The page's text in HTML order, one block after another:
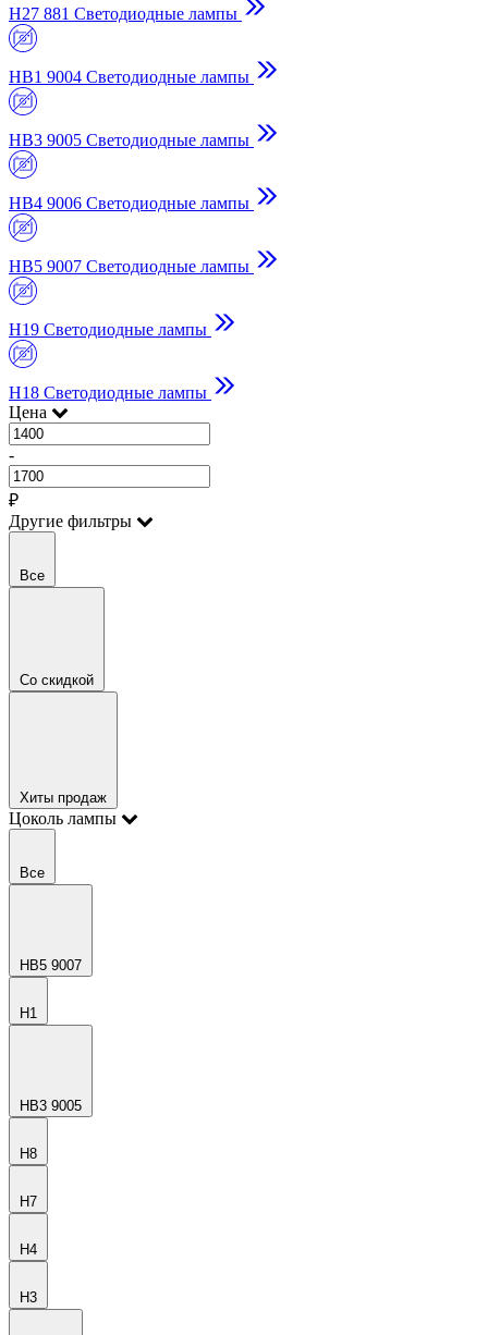
H27 881 Светодиодные лампы
HB1 9004 Светодиодные лампы
HB3 9005 Светодиодные лампы
HB4 9006 Светодиодные лампы
HB5 9007 Светодиодные лампы
H19 Светодиодные лампы
H18 Светодиодные лампы
Цена
-
₽
Другие фильтры
Все
Со скидкой
Хиты продаж
Цоколь лампы
Все
HB5 9007
H1
HB3 9005
H8
H7
H4
H3